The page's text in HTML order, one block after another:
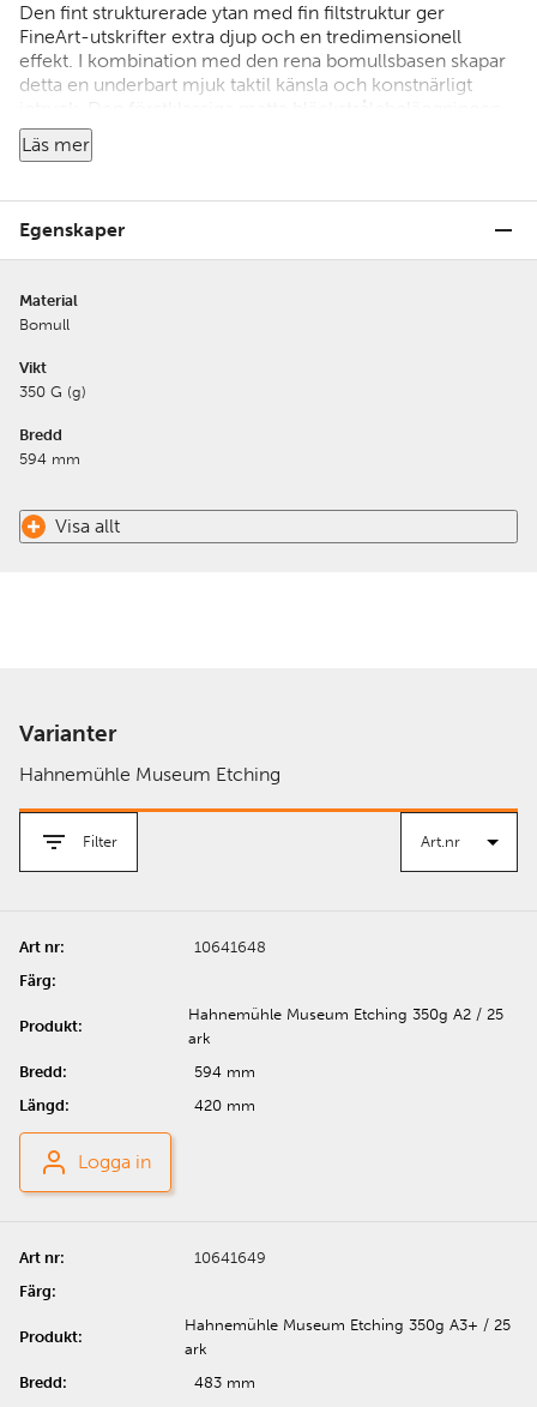
Den fint strukturerade ytan med fin filtstruktur ger
FineArt-utskrifter extra djup och en tredimensionell
effekt. I kombination med den rena bomullsbasen skapar
detta en underbart mjuk taktil känsla och konstnärligt
intryck. Den förstklassiga matta bläckstrålebeläggningen
ger utmärkta utskriftsresultat. Färgerna är underbart
levande, djupet i det svarta sticker verkligen ut och
Museum Etching uppfyller de mest krävande kraven på
åldersbeständighet och är idealisk för att reproducera
Läs mer
Egenskaper
Material
Bomull
Vikt
350 G (g)
Bredd
594 mm
Visa allt
Varianter
Hahnemühle Museum Etching
Filter
10641648
Hahnemühle Museum Etching 350g A2 / 25
ark
594 mm
420 mm
Logga in
10641649
Hahnemühle Museum Etching 350g A3+ / 25
ark
483 mm